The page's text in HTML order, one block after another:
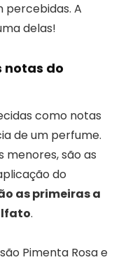
percebidas. A
delas!
notas do
como notas
de um perfume.
menores, são as
do
as primeiras a
.
Pimenta Rosa e